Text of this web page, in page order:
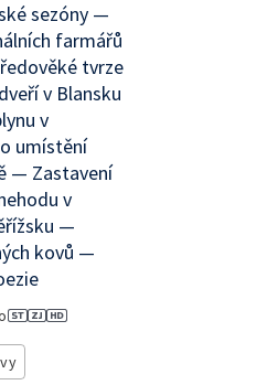
sezóny —
farmářů
tvrze
v Blansku
v
umístění
— Zastavení
v
—
kovů —